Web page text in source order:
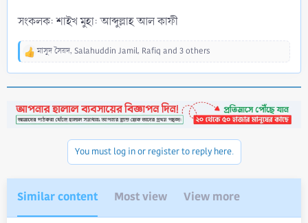
সংকলক: শাইখ মুহা: আব্দুল্লাহ আল কাফী
R
t
i
মাসুদ সৈয়দ, Salahuddin Jamil, Rafiq and 3 others
You must log in or register to reply here.
Similar content Most view View more